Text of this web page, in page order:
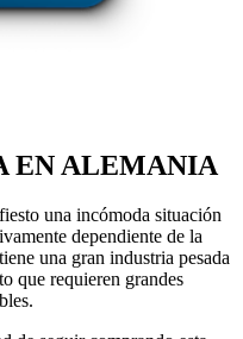
EN ALEMANIA
una incómoda situación
dependiente de la
una gran industria pesada
que requieren grandes